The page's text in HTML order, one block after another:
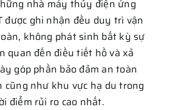
nhà máy thủy điện ứng
được ghi nhận đều duy trì vận
không phát sinh bất kỳ sự
quan đến điều tiết hồ và xả
góp phần bảo đảm an toàn
cũng như khu vực hạ du trong
điểm rủi ro cao nhất.